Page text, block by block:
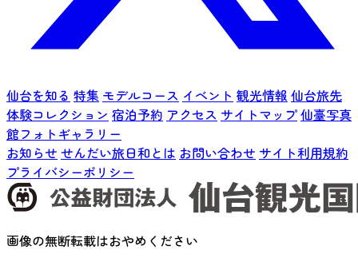
仙台を知る 特集 モデルコース イベント 観光情報 仙台旅先
体験コレクション 宿泊予約 アクセス サイトマップ仙臺写真
館フォトギャラリー
お知らせ せんだい旅日和とは お問い合わせ サイト利用規約
プライバシーポリシー
画像の無断転載はおやめください